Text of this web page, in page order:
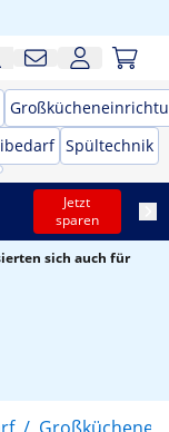
Spültechnik
Jetzt
sparen
sich auch für